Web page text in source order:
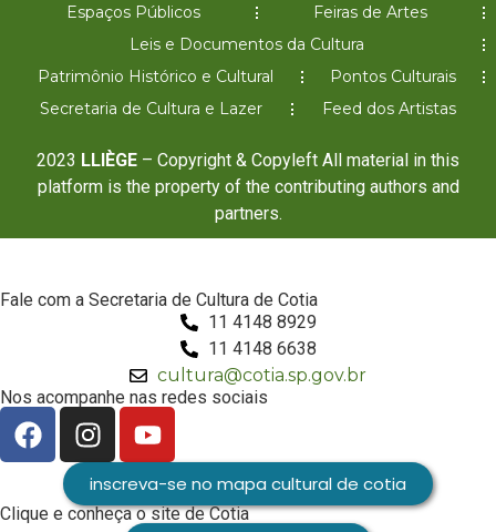
Espaços Públicos
Feiras de Artes
Leis e Documentos da Cultura
Patrimônio Histórico e Cultural
Pontos Culturais
Secretaria de Cultura e Lazer
Feed dos Artistas
2023 LLIÈGE – Copyright & Copyleft All material in this
platform is the property of the contributing authors and
partners.
Fale com a Secretaria de Cultura de Cotia
11 4148 8929
11 4148 6638
cultura@cotia.sp.gov.br
Nos acompanhe nas redes sociais
inscreva-se no mapa cultural de cotia
Clique e conheça o site de Cotia